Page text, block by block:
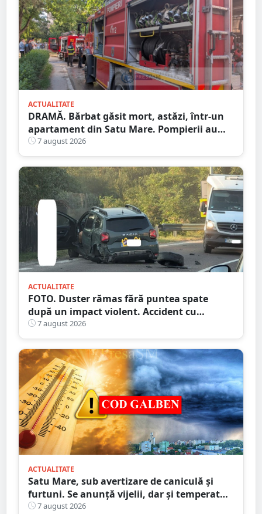
ACTUALITATE
DRAMĂ. Bărbat găsit mort, astăzi, într-un
apartament din Satu Mare. Pompierii au
spart ușa
7 august 2026
ACTUALITATE
FOTO. Duster rămas fără puntea spate
după un impact violent. Accident cu
implicarea unei mașini din Satu Mare
7 august 2026
ACTUALITATE
Satu Mare, sub avertizare de caniculă și
furtuni. Se anunță vijelii, dar și temperaturi
ridicate. Avertizarea ANM
7 august 2026